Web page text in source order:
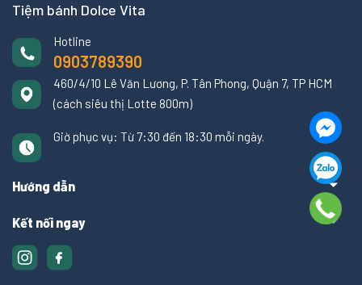
Tiệm bánh Dolce Vita
Hotline
0903789390
460/4/10 Lê Văn Lương, P. Tân Phong, Quận 7, TP HCM
(cách siêu thị Lotte 800m)
Giờ phục vụ: Từ 7:30 đến 18:30 mỗi ngày.
Hướng dẫn
Kết nối ngay